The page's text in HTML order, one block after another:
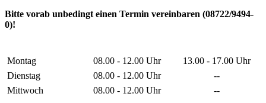
Bitte vorab unbedingt einen Termin vereinbaren (08722/9494-
0)!
Montag 08.00 - 12.00 Uhr
13.00 - 17.00 Uhr
Dienstag
08.00 - 12.00 Uhr
--
Mittwoch
08.00 - 12.00 Uhr --